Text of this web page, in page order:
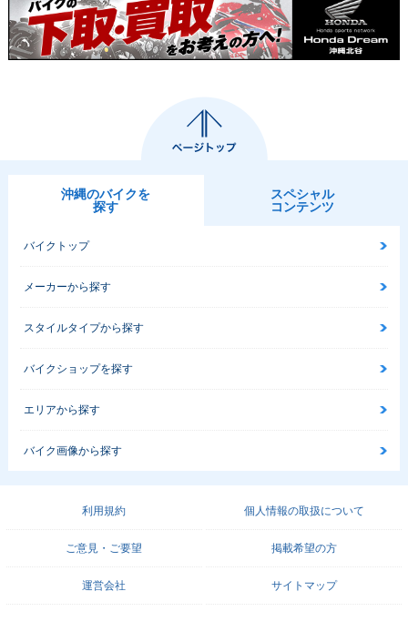
沖縄のバイクを
探す
スペシャル
コンテンツ
バイクトップ
メーカーから探す
スタイルタイプから探す
バイクショップを探す
エリアから探す
バイク画像から探す
利用規約 個人情報の取扱について
ご意見・ご要望 掲載希望の方
運営会社 サイトマップ